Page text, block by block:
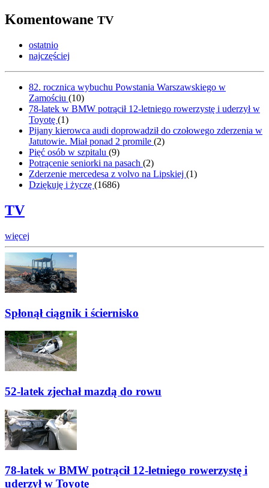
Komentowane TV
ostatnio
najczęściej
82. rocznica wybuchu Powstania Warszawskiego w
Zamościu (10)
78-latek w BMW potrącił 12-letniego rowerzystę i uderzył w
Toyotę (1)
Pijany kierowca audi doprowadził do czołowego zderzenia w
Jatutowie. Miał ponad 2 promile (2)
Pięć osób w szpitalu (9)
Potrącenie seniorki na pasach (2)
Zderzenie mercedesa z volvo na Lipskiej (1)
Dziękuję i życzę (1686)
TV
więcej
Spłonął ciągnik i ściernisko
52-latek zjechał mazdą do rowu
78-latek w BMW potrącił 12-letniego rowerzystę i
uderzył w Toyotę